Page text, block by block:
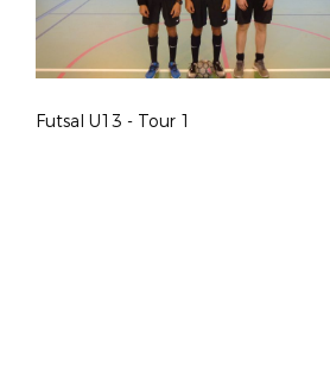
Futsal U13 - Tour 1